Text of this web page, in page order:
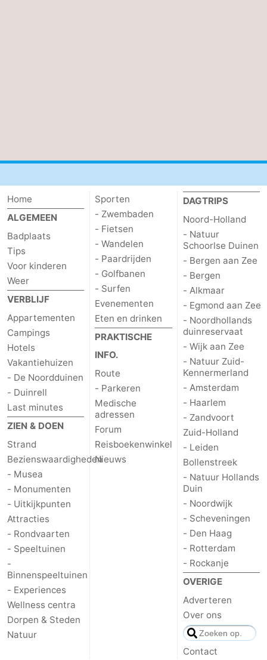
Home
ALGEMEEN
Badplaats
Tips
Voor kinderen
Weer
VERBLIJF
Appartementen
Campings
Hotels
Vakantiehuizen
- De Noordduinen
- Duinrell
Last minutes
ZIEN & DOEN
Strand
Bezienswaardigheden
- Musea
- Monumenten
- Uitkijkpunten
Attracties
- Rondvaarten
- Speeltuinen
-
Binnenspeeltuinen
- Experiences
Wellness centra
Dorpen & Steden
Natuur
Sporten
- Zwembaden
- Fietsen
- Wandelen
- Paardrijden
- Golfbanen
- Surfen
Evenementen
Eten en drinken
PRAKTISCHE
INFO.
Route
- Parkeren
Medische
adressen
Forum
Reisboekenwinkel
Nieuws
DAGTRIPS
Noord-Holland
- Natuur
Schoorlse Duinen
- Bergen aan Zee
- Bergen
- Alkmaar
- Egmond aan Zee
- Noordhollands
duinreservaat
- Wijk aan Zee
- Natuur Zuid-
Kennermerland
- Amsterdam
- Haarlem
- Zandvoort
Zuid-Holland
- Leiden
Bollenstreek
- Natuur Hollands
Duin
- Noordwijk
- Scheveningen
- Den Haag
- Rotterdam
- Rockanje
OVERIGE
Adverteren
Over ons
Contact